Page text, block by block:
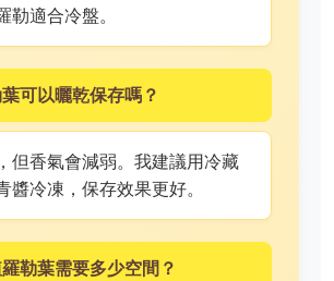
勒適合冷盤。
可以曬乾保存嗎？
但香氣會減弱。我建議用冷藏
醬冷凍，保存效果更好。
勒葉需要多少空間？